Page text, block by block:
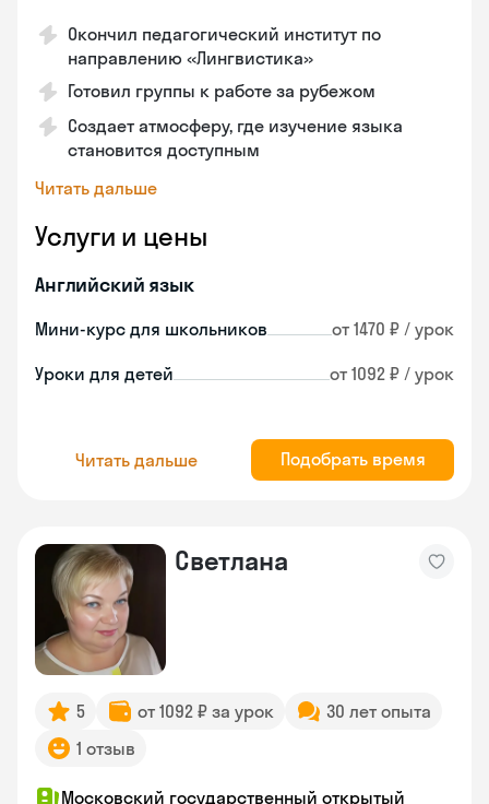
Окончил педагогический институт по
направлению «Лингвистика»
Готовил группы к работе за рубежом
Создает атмосферу, где изучение языка
становится доступным
Читать дальше
Услуги и цены
Английский язык
Мини-курс для школьников от 1470 ₽ / урок
Уроки для детей от 1092 ₽ / урок
Читать дальше Подобрать время
Светлана
5 от 1092 ₽ за урок
30 лет опыта
1 отзыв
Московский государственный открытый